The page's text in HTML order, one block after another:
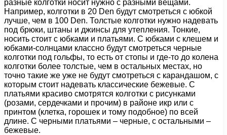
разные колготки носит нужно с разными вещами.
Например, колготки в 20 Den будут смотреться с юбкой
лучше, чем в 100 Den. Толстые колготки нужно надевать
под брюки, штаны и джинсы для утепления. Тонкие,
носить стоит с юбками и платьями. С юбками с клешем и
юбками-солнцами классно будут смотреться черные
колготки под гольфы, то есть от стопы и где-то до колена
колготки более толстые, чем в остальных местах, но
точно такие же уже не будут смотреться с карандашом, с
которым стоит надевать классические бежевые. С
платьями красиво смотрятся колготки с рисунками
(розами, сердечками и прочим) в районе икр или с
принтом (клетка, горошек и тому подобное) по всей
длине. С черными платьями – черные, с остальными –
бежевые.